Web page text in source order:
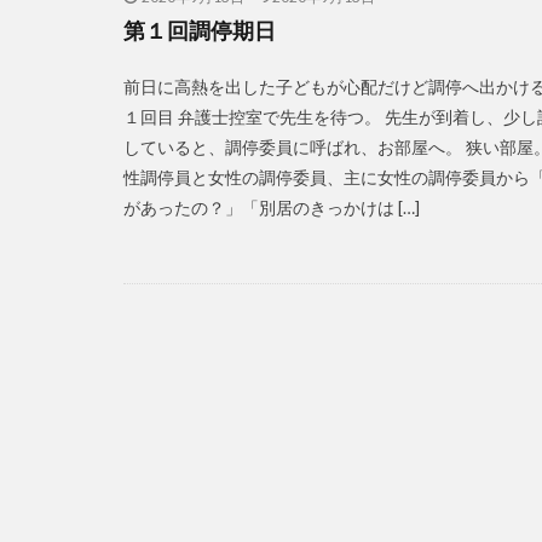
第１回調停期日
前日に高熱を出した子どもが心配だけど調停へ出かける
１回目 弁護士控室で先生を待つ。 先生が到着し、少し
していると、調停委員に呼ばれ、お部屋へ。 狭い部屋
性調停員と女性の調停委員、主に女性の調停委員から
があったの？」「別居のきっかけは […]